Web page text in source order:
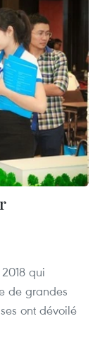
qui
de grandes
ont dévoilé